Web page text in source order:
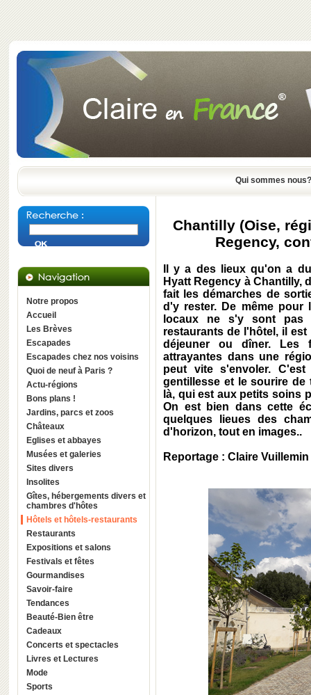
Qui sommes nous?
Notre propos
Accueil
Les Brèves
Escapades
Escapades chez nos voisins
Quoi de neuf à Paris ?
Actu-régions
Bons plans !
Jardins, parcs et zoos
Châteaux
Eglises et abbayes
Musées et galeries
Sites divers
Insolites
Gîtes, hébergements divers et
chambres d'hôtes
Hôtels et hôtels-restaurants
Restaurants
Expositions et salons
Festivals et fêtes
Gourmandises
Savoir-faire
Tendances
Beauté-Bien être
Cadeaux
Concerts et spectacles
Livres et Lectures
Mode
Sports
Chantilly (Oise,
Regency,
Il y a des lieux qu'on a
Hyatt Regency à Chantilly,
fait les démarches de
d'y rester. De même pour
locaux ne s'y sont pas
restaurants de l'hôtel, il
déjeuner ou dîner. Les
attrayantes dans une
peut vite s'envoler.
gentillesse et le sourire de
là, qui est aux petits soins
On est bien dans cette
quelques lieues des
d'horizon, tout en images..
Reportage : Claire